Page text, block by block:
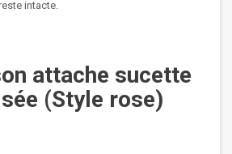
intacte.
attache sucette
(Style rose)